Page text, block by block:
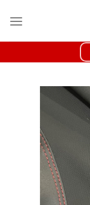
đến